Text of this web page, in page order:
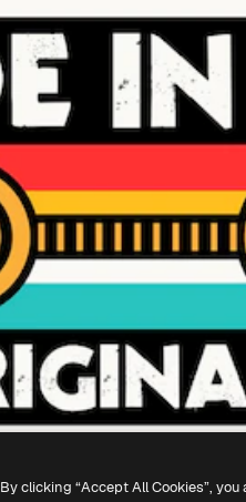
By clicking “Accept All Cookies”,